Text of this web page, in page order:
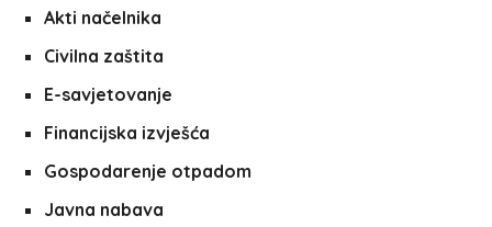
Akti načelnika
Civilna zaštita
E-savjetovanje
Financijska izvješća
Gospodarenje otpadom
Javna nabava